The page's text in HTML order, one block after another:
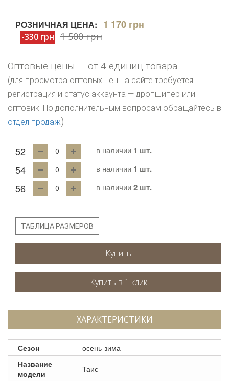
РОЗНИЧНАЯ ЦЕНА: 1 170 грн
-330 грн 1 500 грн
Оптовые цены — от 4 единиц товара
(для просмотра оптовых цен на сайте требуется
регистрация и статус аккаунта — дропшипер или
оптовик. По дополнительным вопросам обращайтесь в
отдел продаж)
52 в наличии 1 шт.
54 в наличии 1 шт.
56 в наличии2 шт.
ТАБЛИЦА РАЗМЕРОВ
Купить
ХАРАКТЕРИСТИКИ
Сезон
осень-зима
Название
модели
Таис